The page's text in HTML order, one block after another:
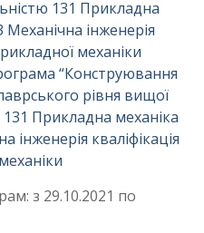
131 Прикладна
Механічна інженерія
механіки
“Конструювання
рівня вищої
131 Прикладна механіка
інженерія кваліфікація
з 29.10.2021 по